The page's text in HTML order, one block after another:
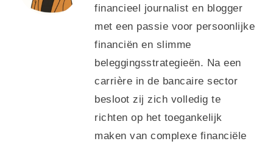
financieel journalist en blogger
met een passie voor persoonlijke
financiën en slimme
beleggingsstrategieën. Na een
carrière in de bancaire sector
besloot zij zich volledig te
richten op het toegankelijk
maken van complexe financiële